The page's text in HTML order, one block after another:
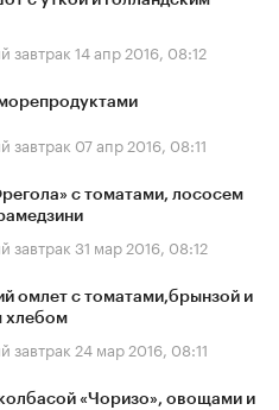
завтрак 14 апр 2016, 08:12
завтрак 07 апр 2016, 08:11
с томатами, лососем
завтрак 31 мар 2016, 08:12
омлет с томатами,брынзой и
хлебом
завтрак 24 мар 2016, 08:11
«Чоризо», овощами и